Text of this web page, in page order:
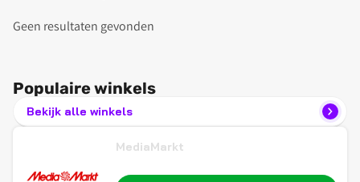
Geen resultaten gevonden
Populaire winkels
Bekijk alle winkels
MediaMarkt